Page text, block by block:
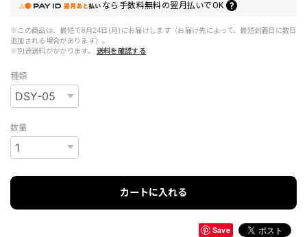
なら 手数料無料の翌月払いでOK
※この商品は、最短で8月24日(月)にお届けします（お届け先によって、最短到着日に数日
追加される場合があります）。
※別途送料がかかります。
送料を確認する
種類
数量
カートに入れる
Save